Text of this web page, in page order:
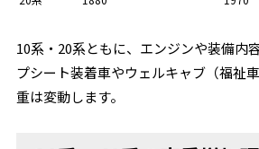
10系・20系ともに、エンジンや装備内
プシート装着車やウェルキャブ（福祉
重は変動します。